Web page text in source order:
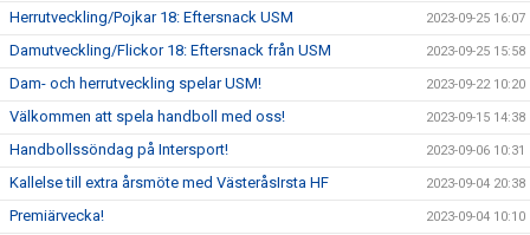
Herrutveckling/Pojkar 18: Eftersnack USM 2023-09-25 16:07
Damutveckling/Flickor 18: Eftersnack från USM 2023-09-25 15:58
Dam- och herrutveckling spelar USM! 2023-09-22 10:20
Välkommen att spela handboll med oss! 2023-09-15 14:38
Handbollssöndag på Intersport! 2023-09-06 10:31
Kallelse till extra årsmöte med VästeråsIrsta HF 2023-09-04 20:38
Premiärvecka! 2023-09-04 10:10